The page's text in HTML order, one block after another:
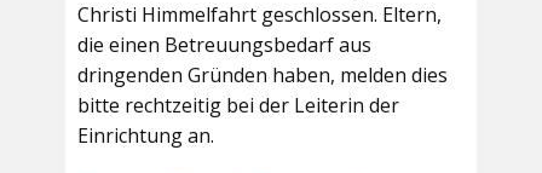
Christi Himmelfahrt geschlossen. Eltern,
die einen Betreuungsbedarf aus
dringenden Gründen haben, melden dies
bitte rechtzeitig bei der Leiterin der
Einrichtung an.